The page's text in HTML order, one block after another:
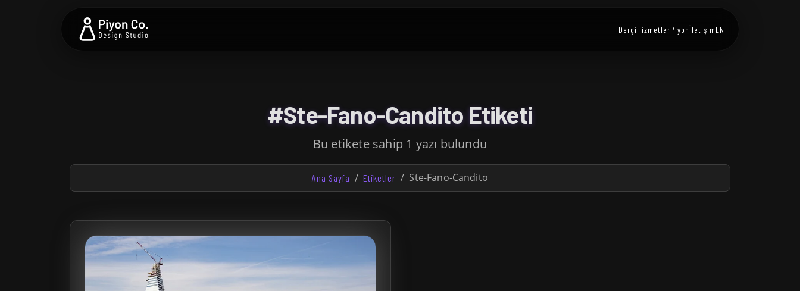
DergiHizmetlerPiyonİletişimEN
#Ste-Fano-Candito Etiketi
Bu etikete sahip 1 yazı bulundu
Ana Sayfa Etiketler Ste-Fano-Candito